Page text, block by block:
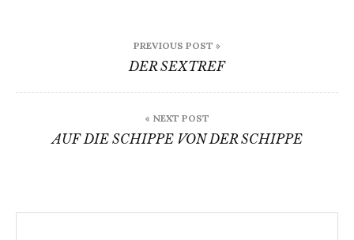
PREVIOUS POST »
DER SEXTREF
« NEXT POST
AUF DIE SCHIPPE VON DER SCHIPPE